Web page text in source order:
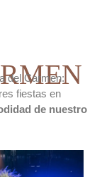
del Carmen:
fiestas en
de nuestro